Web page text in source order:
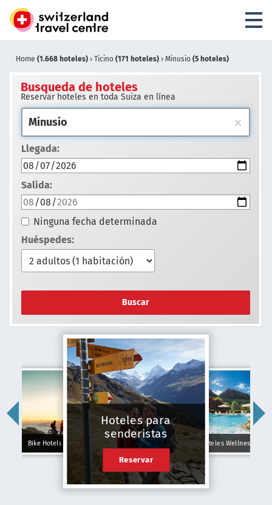
Home (1.668 hoteles) › Ticino (171 hoteles) › Minusio (5 hoteles)
Busqueda de hoteles
Reservar hoteles en toda Suiza en línea
Llegada:
Salida:
Ninguna fecha determinada
Huéspedes:
Buscar
Bike Hotels
Hoteles para
senderistas
Reservar
Hoteles Wellness